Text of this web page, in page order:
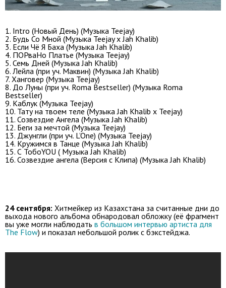
1. Intro (Новый День) (Музыка Teejay)
2. Будь Со Мной (Музыка Teejay х Jah Khalib)
3. Если Чё Я Баха (Музыка Jah Khalib)
4. ПОРваНо Платье (Музыка Teejay)
5. Семь Дней (Музыка Jah Khalib)
6. Лейла (при уч. Маквин) (Музыка Jah Khalib)
7. Ханговер (Музыка Teejay)
8. До Луны (при уч. Roma Bestseller) (Музыка Roma
Bestseller)
9. Каблук (Музыка Teejay)
10. Тату на твоем теле (Музыка Jah Khalib х Teejay)
11. Созвездие Ангела (Музыка Jah Khalib)
12. Беги за мечтой (Музыка Teejay)
13. Джунгли (при уч. L’One) (Музыка Teejay)
14. Кружимся в Танце (Музыка Jah Khalib)
15. С ТобоYOU ( Музыка Jah Khalib)
16. Созвездие ангела (Версия с Клипа) (Музыка Jah Khalib)
24 сентября: Хитмейкер из Казахстана за считанные дни до
выхода нового альбома обнародовал обложку (её фрагмент
вы уже могли наблюдать в большом интервью артиста для
The Flow) и показал небольшой ролик с бэкстейджа.